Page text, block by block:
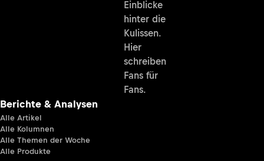
Einblicke
hinter die
Kulissen.
Hier
schreiben
Fans für
Fans.
Berichte & Analysen
Alle Artikel
Alle Kolumnen
Alle Themen der Woche
Alle Produkte